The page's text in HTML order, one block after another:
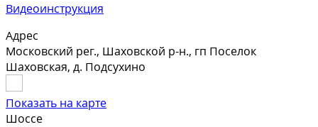
Видеоинструкция
Адрес
Московский рег., Шаховской р-н., гп Поселок
Шаховская, д. Подсухино
Показать на карте
Шоссе